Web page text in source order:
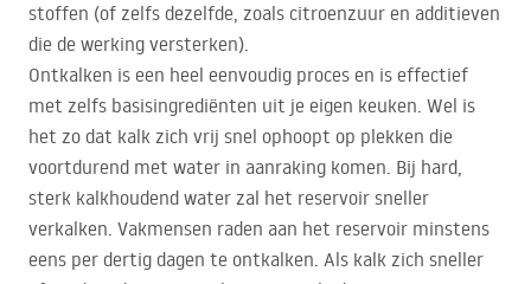
stoffen (of zelfs dezelfde, zoals citroenzuur en additieven
die de werking versterken).
Ontkalken is een heel eenvoudig proces en is effectief
met zelfs basisingrediënten uit je eigen keuken. Wel is
het zo dat kalk zich vrij snel ophoopt op plekken die
voortdurend met water in aanraking komen. Bij hard,
sterk kalkhoudend water zal het reservoir sneller
verkalken. Vakmensen raden aan het reservoir minstens
eens per dertig dagen te ontkalken. Als kalk zich sneller